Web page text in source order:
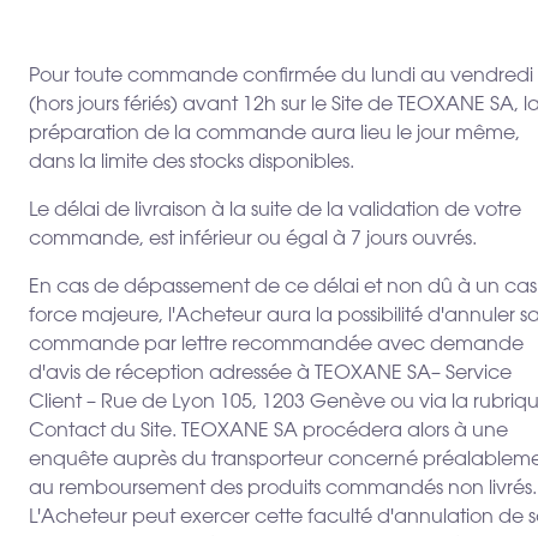
Pour toute commande confirmée du lundi au vendredi
(hors jours fériés) avant 12h sur le Site de TEOXANE SA,
préparation de la commande aura lieu le jour même,
dans la limite des stocks disponibles.
Le délai de livraison à la suite de la validation de votre
commande, est inférieur ou égal à 7 jours ouvrés.
En cas de dépassement de ce délai et non dû à un
force majeure, l'Acheteur aura la possibilité d'annuler
commande par lettre recommandée avec demande
d'avis de réception adressée à TEOXANE SA– Service
Client – Rue de Lyon 105, 1203 Genève ou via la
Contact du Site. TEOXANE SA procédera alors à une
enquête auprès du transporteur concerné
au remboursement des produits commandés non livrés.
L'Acheteur peut exercer cette faculté d'annulation de